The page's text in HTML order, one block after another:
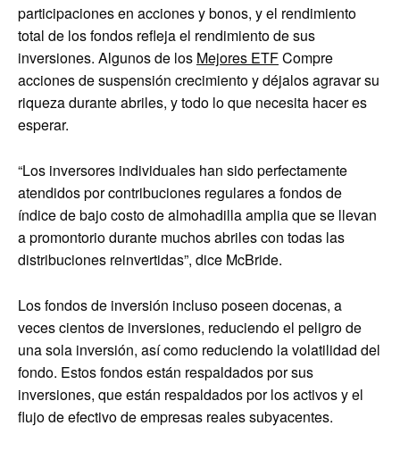
participaciones en acciones y bonos, y el rendimiento
total de los fondos refleja el rendimiento de sus
inversiones. Algunos de los Mejores ETFCompre
acciones de suspensión crecimiento y déjalos agravar su
riqueza durante abriles, y todo lo que necesita hacer es
esperar.
“Los inversores individuales han sido perfectamente
atendidos por contribuciones regulares a fondos de
índice de bajo costo de almohadilla amplia que se llevan
a promontorio durante muchos abriles con todas las
distribuciones reinvertidas”, dice McBride.
Los fondos de inversión incluso poseen docenas, a
veces cientos de inversiones, reduciendo el peligro de
una sola inversión, así como reduciendo la volatilidad del
fondo. Estos fondos están respaldados por sus
inversiones, que están respaldados por los activos y el
flujo de efectivo de empresas reales subyacentes.